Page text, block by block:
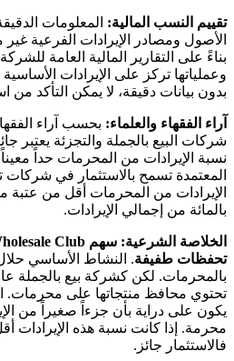
تقييم النسب المالية:المعلومات
الأصول ومصادر الإيرادات الفرعية غير
وعملياتها تركز على الإيرادات
بدون بيانات دقيقة، لا يمكن التأكد من
آراء الفقهاء والعلماء:بحسب آراء
شركات البيع بالجملة والتجزئة يعتبر
نسبة الإيرادات من المحرمات حداً
المعتمدة تسمح بالاستثمار في
الإيرادات من المحرمات أقل من عتبة
بالمائة من إجمالي الإيرادات.
الخلاصة الشرعية:
تحفظات طفيفة. النشاط الأساسي حلال
بالمحرمات. لكن كشركة بيع بالجملة
تحتوي محافظ منتجاتها على محرمات.
يكون على دراية بأن جزءاً صغيراً من
محرمة. إذا كانت نسبة هذه الإيرادات
فالاستثمار جائز.